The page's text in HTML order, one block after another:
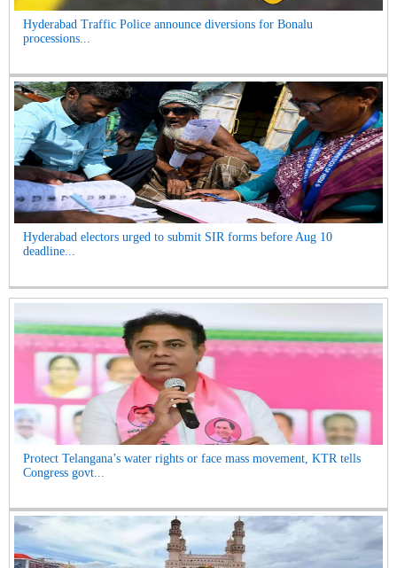
Hyderabad Traffic Police announce diversions for Bonalu
processions...
Hyderabad electors urged to submit SIR forms before Aug 10
deadline...
Protect Telangana’s water rights or face mass movement, KTR tells
Congress govt...